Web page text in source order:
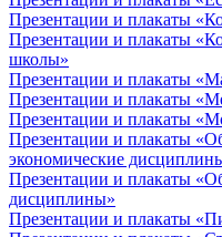
Презентации и плакаты
Презентации и плакаты
школы»
Презентации и плакаты
Презентации и плакаты
Презентации и плакаты
Презентации и плакаты
экономические
Презентации и плакаты
дисциплины»
Презентации и плакаты